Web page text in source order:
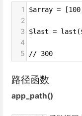
1 $array =
2
3
$last =
4
5
// 300
路径函数
app_path()